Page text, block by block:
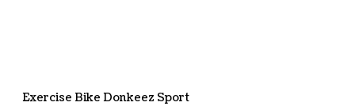
Exercise Bike Donkeez Sport